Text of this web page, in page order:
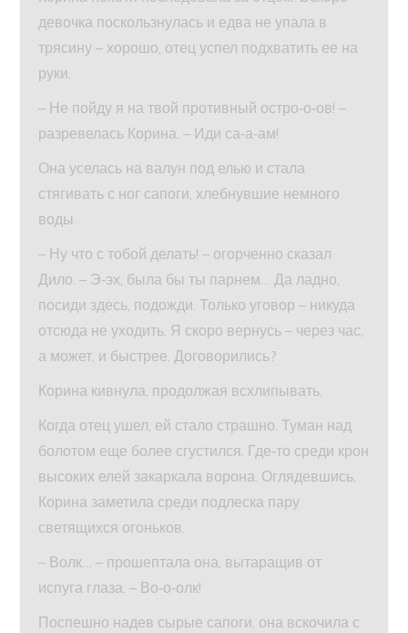
девочка поскользнулась и едва не упала в
трясину – хорошо, отец успел подхватить ее на
руки.
– Не пойду я на твой противный остро‑о‑ов! –
разревелась Корина. – Иди са‑а‑ам!
Она уселась на валун под елью и стала
стягивать с ног сапоги, хлебнувшие немного
воды.
– Ну что с тобой делать! – огорченно сказал
Дило. – Э‑эх, была бы ты парнем… Да ладно,
посиди здесь, подожди. Только уговор – никуда
отсюда не уходить. Я скоро вернусь – через час,
а может, и быстрее. Договорились?
Корина кивнула, продолжая всхлипывать.
Когда отец ушел, ей стало страшно. Туман над
болотом еще более сгустился. Где‑то среди крон
высоких елей закаркала ворона. Оглядевшись,
Корина заметила среди подлеска пару
светящихся огоньков.
– Волк… – прошептала она, вытаращив от
испуга глаза. – Во‑о‑олк!
Поспешно надев сырые сапоги, она вскочила с